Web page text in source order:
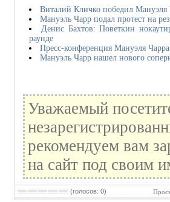
Виталий Кличко победил Мануэля
Мануэль Чарр подал протест на
Денис Бахтов: Поветкин
раунде
Пресс-конференция Мануэля
Мануэль Чарр нашел нового
Уважаемый
рекомендуем вам
на сайт под своим
(голосов: 0)